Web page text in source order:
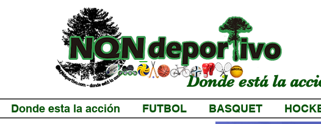
Donde está la
Donde esta la acción FUTBOL BASQUET